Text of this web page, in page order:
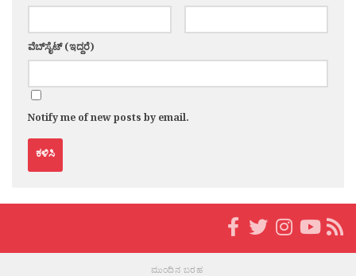
ವೆಬ್‌ಸೈಟ್ (ಇದ್ದರೆ)
Notify me of new posts by email.
ಮುಂದಿನ ಬರಹ